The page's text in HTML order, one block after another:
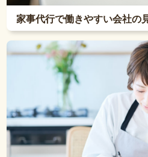
家事代行で働きやすい会社の